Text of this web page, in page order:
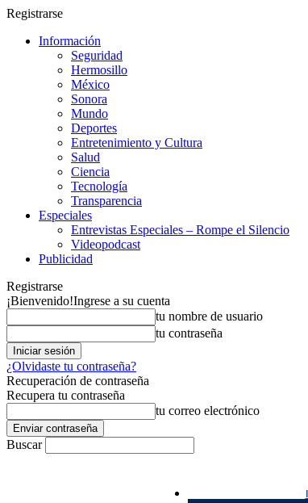
Registrarse
Información
Seguridad
Hermosillo
México
Sonora
Mundo
Deportes
Entretenimiento y Cultura
Salud
Ciencia
Tecnología
Transparencia
Especiales
Entrevistas Especiales – Rompe el Silencio
Videopodcast
Publicidad
Registrarse
¡Bienvenido!Ingrese a su cuenta
tu nombre de usuario
tu contraseña
¿Olvidaste tu contraseña?
Recuperación de contraseña
Recupera tu contraseña
tu correo electrónico
Buscar